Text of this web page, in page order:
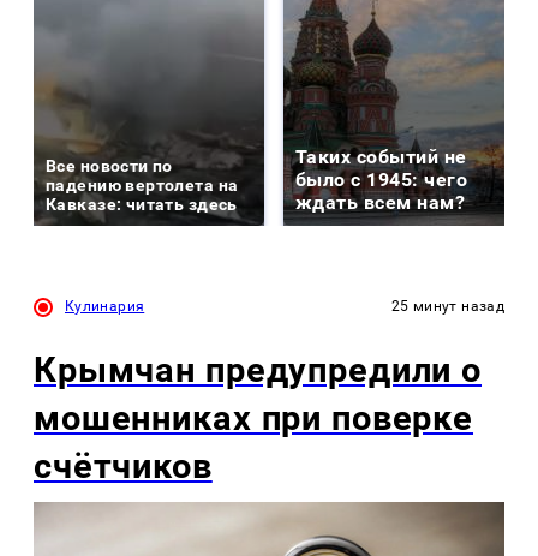
Все новости по
падению вертолета на
Кавказе: читать здесь
Таких событий не
было с 1945: чего
ждать всем нам?
Кулинария 25 минут назад
Крымчан предупредили о
мошенниках при поверке
счётчиков